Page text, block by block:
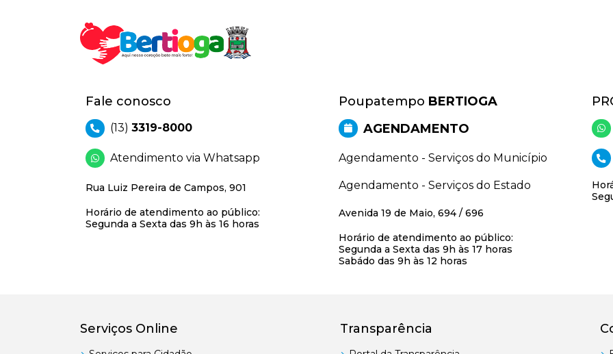
Fale conosco
(13) 3319-8000
Atendimento via Whatsapp
Rua Luiz Pereira de Campos, 901
Horário de atendimento ao público:
Segunda a Sexta das 9h às 16 horas
Poupatempo BERTIOGA
AGENDAMENTO
Agendamento - Serviços do Município
Agendamento - Serviços do Estado
Avenida 19 de Maio, 694 / 696
Horário de atendimento ao público:
Segunda a Sexta das 9h às 17 horas
Sabádo das 9h às 12 horas
Serviços Online Transparência